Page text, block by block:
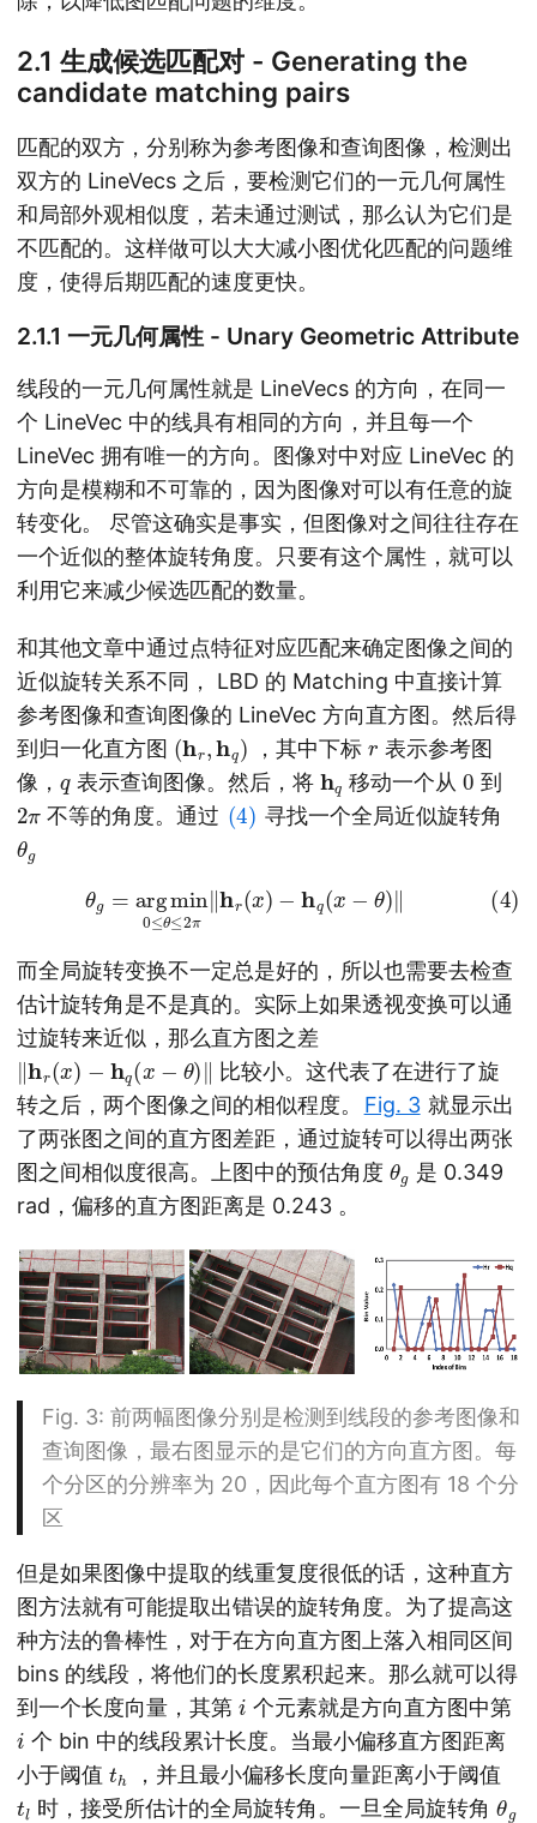
2.1 生成候选匹配对 - Generating the
candidate matching pairs
匹配的双方，分别称为参考图像和查询图像，检测出
双方的 LineVecs 之后，要检测它们的一元几何属性
和局部外观相似度，若未通过测试，那么认为它们是
不匹配的。这样做可以大大减小图优化匹配的问题维
度，使得后期匹配的速度更快。
2.1.1 一元几何属性 - Unary Geometric Attribute
线段的一元几何属性就是 LineVecs 的方向，在同一
个 LineVec 中的线具有相同的方向，并且每一个
LineVec 拥有唯一的方向。图像对中对应 LineVec 的
方向是模糊和不可靠的，因为图像对可以有任意的旋
转变化。 尽管这确实是事实，但图像对之间往往存在
一个近似的整体旋转角度。只要有这个属性，就可以
利用它来减少候选匹配的数量。
和其他文章中通过点特征对应匹配来确定图像之间的
近似旋转关系不同， LBD 的 Matching 中直接计算
参考图像和查询图像的 LineVec 方向直方图。然后得
到归一化直方图 (h r hq ) ，其中下标
表示参考图
像，
表示查询图像。然后，将 h
q 移动一个从0 到
2
π 不等的角度。通过 (4) 寻找一个全局近似旋转角
θ
g
(4)
=argmin0≤θ≤ ‖h r(x hq(
而全局旋转变换不一定总是好的，所以也需要去检查
估计旋转角是不是真的。实际上如果透视变换可以通
过旋转来近似，那么直方图之差
‖h x )− h q x− θ ‖
比较小。这代表了在进行了旋
转之后，两个图像之间的相似程度。
Fig. 3 就显示出
了两张图之间的直方图差距，通过旋转可以得出两张
图之间相似度很高。上图中的预估角度 θ
g
是 0.349
rad，偏移的直方图距离是 0.243 。
Fig. 3: 前两幅图像分别是检测到线段的参考图像和
查询图像，最右图显示的是它们的方向直方图。每
个分区的分辨率为 20，因此每个直方图有 18 个分
区
但是如果图像中提取的线重复度很低的话，这种直方
图方法就有可能提取出错误的旋转角度。为了提高这
种方法的鲁棒性，对于在方向直方图上落入相同区间
bins 的线段，将他们的长度累积起来。那么就可以得
到一个长度向量，其第 i 个元素就是方向直方图中第
i 个 bin 中的线段累计长度。当最小偏移直方图距离
小于阈值 th ，并且最小偏移长度向量距离小于阈值
tl 时，接受所估计的全局旋转角。一旦全局旋转角θ
g